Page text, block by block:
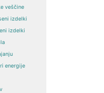
veščine
izdelki
izdelki
energije